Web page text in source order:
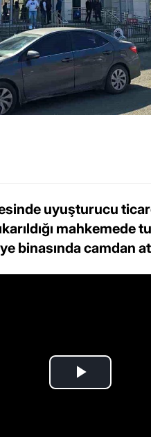
uyuşturucu
mahkemede
binasında camdan